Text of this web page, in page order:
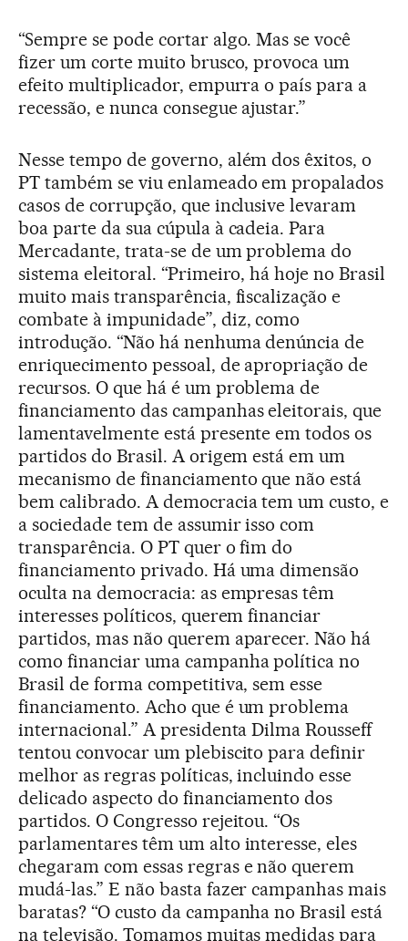
“Sempre se pode cortar algo. Mas se você
fizer um corte muito brusco, provoca um
efeito multiplicador, empurra o país para a
recessão, e nunca consegue ajustar.”
Nesse tempo de governo, além dos êxitos, o
PT também se viu enlameado em propalados
casos de corrupção, que inclusive levaram
boa parte da sua cúpula à cadeia. Para
Mercadante, trata-se de um problema do
sistema eleitoral. “Primeiro, há hoje no Brasil
muito mais transparência, fiscalização e
combate à impunidade”, diz, como
introdução. “Não há nenhuma denúncia de
enriquecimento pessoal, de apropriação de
recursos. O que há é um problema de
financiamento das campanhas eleitorais, que
lamentavelmente está presente em todos os
partidos do Brasil. A origem está em um
mecanismo de financiamento que não está
bem calibrado. A democracia tem um custo, e
a sociedade tem de assumir isso com
transparência. O PT quer o fim do
financiamento privado. Há uma dimensão
oculta na democracia: as empresas têm
interesses políticos, querem financiar
partidos, mas não querem aparecer. Não há
como financiar uma campanha política no
Brasil de forma competitiva, sem esse
financiamento. Acho que é um problema
internacional.” A presidenta Dilma Rousseff
tentou convocar um plebiscito para definir
melhor as regras políticas, incluindo esse
delicado aspecto do financiamento dos
partidos. O Congresso rejeitou. “Os
parlamentares têm um alto interesse, eles
chegaram com essas regras e não querem
mudá-las.” E não basta fazer campanhas mais
baratas? “O custo da campanha no Brasil está
na televisão. Tomamos muitas medidas para